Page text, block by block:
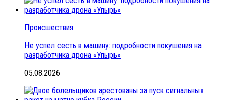
Происшествия
Не успел сесть в машину: подробности покушения на
разработчика дрона «Упырь»
05.08.2026